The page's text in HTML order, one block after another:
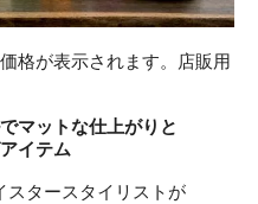
格が表示されます。店販用
マットな仕上がりと
イテム
スタースタイリストが